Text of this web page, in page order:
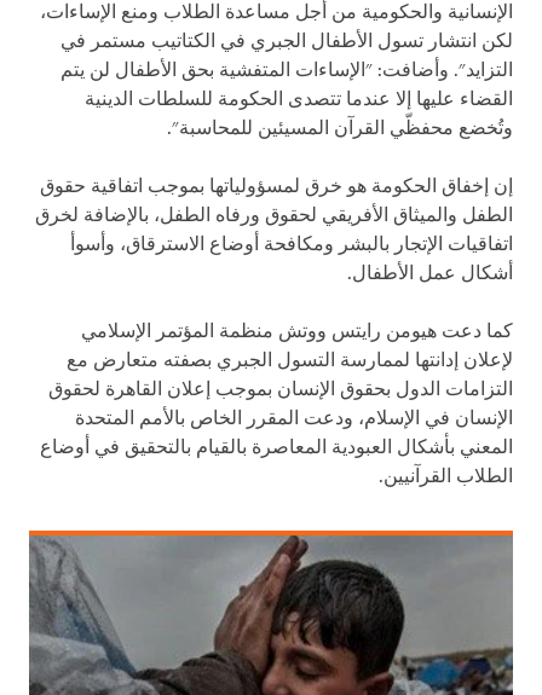
الإنسانية والحكومية من أجل مساعدة الطلاب ومنع الإساءات،
لكن انتشار تسول الأطفال الجبري في الكتاتيب مستمر في
التزايد". وأضافت: "الإساءات المتفشية بحق الأطفال لن يتم
القضاء عليها إلا عندما تتصدى الحكومة للسلطات الدينية
وتُخضع محفظّي القرآن المسيئين للمحاسبة".
إن إخفاق الحكومة هو خرق لمسؤولياتها بموجب اتفاقية حقوق
الطفل والميثاق الأفريقي لحقوق ورفاه الطفل، بالإضافة لخرق
اتفاقيات الإتجار بالبشر ومكافحة أوضاع الاسترقاق، وأسوأ
أشكال عمل الأطفال.
كما دعت هيومن رايتس ووتش منظمة المؤتمر الإسلامي
لإعلان إدانتها لممارسة التسول الجبري بصفته متعارض مع
التزامات الدول بحقوق الإنسان بموجب إعلان القاهرة لحقوق
الإنسان في الإسلام، ودعت المقرر الخاص بالأمم المتحدة
المعني بأشكال العبودية المعاصرة بالقيام بالتحقيق في أوضاع
الطلاب القرآنيين.